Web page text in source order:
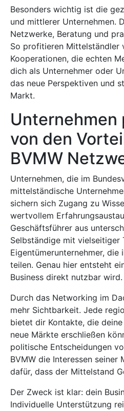
Besonders wichtig ist die
und mittlerer Unternehmen.
Netzwerke, Beratung und
So profitieren Mittelständler
Kooperationen, die echten
dich als Unternehmer oder
das neue Perspektiven und
Markt.
Unternehmen
von den
BVMW
Unternehmen, die im
mittelständische
sichern sich Zugang zu
wertvollem
Geschäftsführer aus
Selbständige mit vielseitiger
Eigentümerunternehmer,
teilen. Genau hier entsteht
Business direkt nutzbar wird.
Durch das Networking im
mehr Sichtbarkeit. Jede
bietet dir Kontakte, die
neue Märkte erschließen
politische Entscheidungen
BVMW die Interessen
dafür, dass der Mittelstand
Der Zweck ist klar: dein
Individuelle Unterstützung